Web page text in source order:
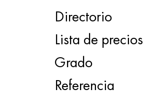
Directorio
Lista de precios
Grado
Referencia